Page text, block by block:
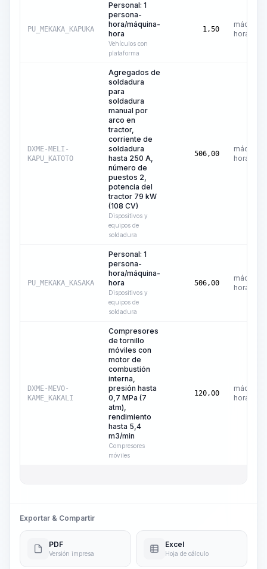
PU_MEKAKA_KAPUKA
Personal: 1
persona-
hora/máquina-
hora
Vehículos con
plataforma
1,50
máquina-
hora
DXME-MELI-
KAPU_KATOTO
Agregados de
soldadura
para
soldadura
manual por
arco en
tractor,
corriente de
soldadura
hasta 250 A,
número de
puestos 2,
potencia del
tractor 79 kW
(108 CV)
Dispositivos y
equipos de
soldadura
506,00
máquina-
hora
PU_MEKAKA_KASAKA
Personal: 1
persona-
hora/máquina-
hora
Dispositivos y
equipos de
soldadura
506,00
máquina-
hora
DXME-MEVO-
KAME_KAKALI
Compresores
de tornillo
móviles con
motor de
combustión
interna,
presión hasta
0,7 MPa (7
atm),
rendimiento
hasta 5,4
m3/min
Compresores
móviles
120,00
máquina-
hora
Exportar & Compartir
PDF
Versión impresa
Excel
Hoja de cálculo